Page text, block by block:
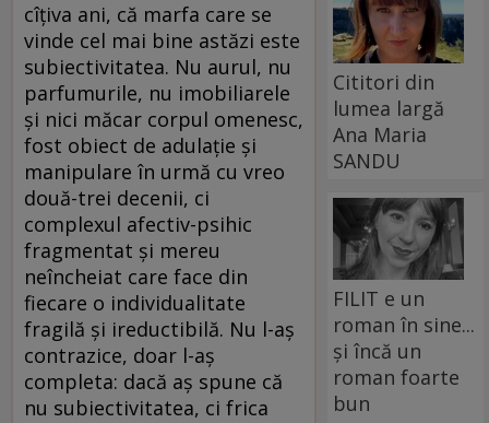
cîţiva ani, că marfa care se
vinde cel mai bine astăzi este
subiectivitatea. Nu aurul, nu
parfumurile, nu imobiliarele
şi nici măcar corpul omenesc,
fost obiect de adulaţie şi
manipulare în urmă cu vreo
două-trei decenii, ci
complexul afectiv-psihic
fragmentat şi mereu
neîncheiat care face din
fiecare o individualitate
fragilă şi ireductibilă. Nu l-aş
contrazice, doar l-aş
completa: dacă aş spune că
nu subiectivitatea, ci frica
Cititori din
lumea largă
Ana Maria
SANDU
FILIT e un
roman în sine...
și încă un
roman foarte
bun